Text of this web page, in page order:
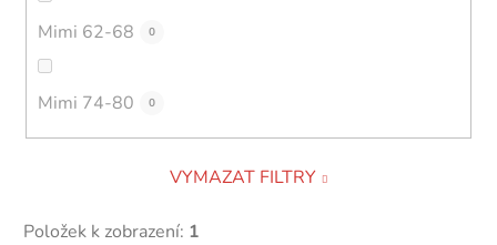
Mimi 62-68 0
Mimi 74-80 0
VYMAZAT FILTRY
Položek k zobrazení: 1